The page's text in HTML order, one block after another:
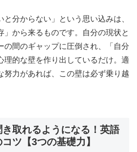
と分からない」という思い込みは、
」から来るものです。自分の現状と
の間のギャップに圧倒され、「自分
理的な壁を作り出しているだけ。適
努力があれば、この壁は必ず乗り越
取れるようになる！英語
ツ【3つの基礎力】